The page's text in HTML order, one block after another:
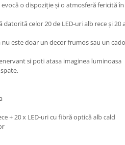
o dispoziție și o atmosferă fericită în
celor 20 de LED-uri alb rece și 20
este doar un decor frumos sau un
si poti atasa imaginea luminoasa
+ 20 x LED-uri cu fibră optică alb cald